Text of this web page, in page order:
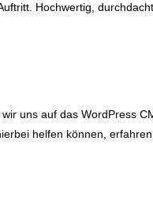
Hochwertig,
uns auf das WordPress
helfen können,